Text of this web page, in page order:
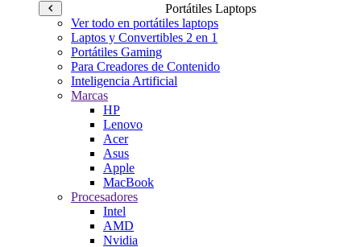
Portátiles Laptops
Ver todo en portátiles laptops
Laptos y Convertibles 2 en 1
Portátiles Gaming
Para Creadores de Contenido
Inteligencia Artificial
Marcas
HP
Lenovo
Acer
Asus
Apple
MacBook
Procesadores
Intel
AMD
Nvidia